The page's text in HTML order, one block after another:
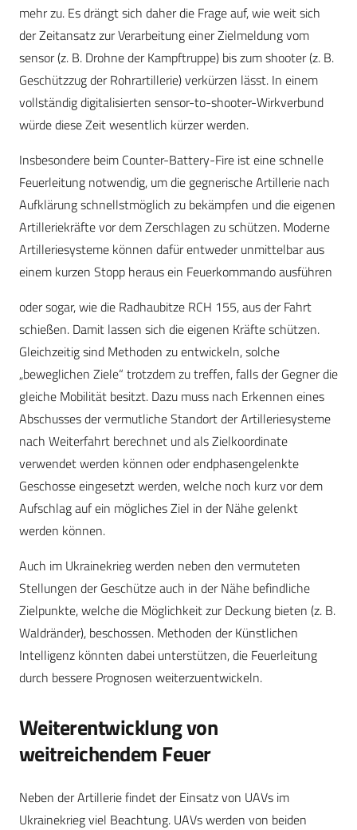
mehr zu. Es drängt sich daher die Frage auf, wie weit sich
der Zeitansatz zur Verarbeitung einer Zielmeldung vom
sensor (z. B. Drohne der Kampftruppe) bis zum shooter (z. B.
Geschützzug der Rohrartillerie) verkürzen lässt. In einem
vollständig digitalisierten sensor-to-shooter-Wirkverbund
würde diese Zeit wesentlich kürzer werden.
Insbesondere beim Counter-Battery-Fire ist eine schnelle
Feuerleitung notwendig, um die gegnerische Artillerie nach
Aufklärung schnellstmöglich zu bekämpfen und die eigenen
Artilleriekräfte vor dem Zerschlagen zu schützen. Moderne
Artilleriesysteme können dafür entweder unmittelbar aus
einem kurzen Stopp heraus ein Feuerkommando ausführen
oder sogar, wie die Radhaubitze RCH 155, aus der Fahrt
schießen. Damit lassen sich die eigenen Kräfte schützen.
Gleichzeitig sind Methoden zu entwickeln, solche
„beweglichen Ziele“ trotzdem zu treffen, falls der Gegner die
gleiche Mobilität besitzt. Dazu muss nach Erkennen eines
Abschusses der vermutliche Standort der Artilleriesysteme
nach Weiterfahrt berechnet und als Zielkoordinate
verwendet werden können oder endphasengelenkte
Geschosse eingesetzt werden, welche noch kurz vor dem
Aufschlag auf ein mögliches Ziel in der Nähe gelenkt
werden können.
Auch im Ukrainekrieg werden neben den vermuteten
Stellungen der Geschütze auch in der Nähe befindliche
Zielpunkte, welche die Möglichkeit zur Deckung bieten (z. B.
Waldränder), beschossen. Methoden der Künstlichen
Intelligenz könnten dabei unterstützen, die Feuerleitung
durch bessere Prognosen weiterzuentwickeln.
Weiterentwicklung von
weitreichendem Feuer
Neben der Artillerie findet der Einsatz von UAVs im
Ukrainekrieg viel Beachtung. UAVs werden von beiden